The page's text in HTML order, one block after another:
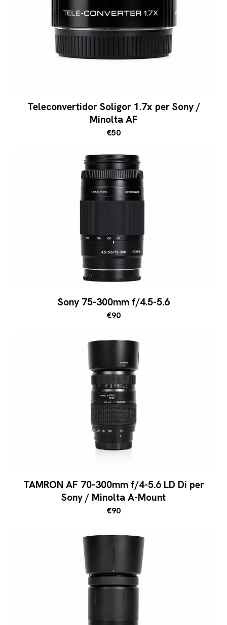
Teleconvertidor Soligor 1.7x per Sony /
Minolta AF
€50
Sony 75-300mm f/4.5-5.6
€90
TAMRON AF 70-300mm f/4-5.6 LD Di per
Sony / Minolta A-Mount
€90